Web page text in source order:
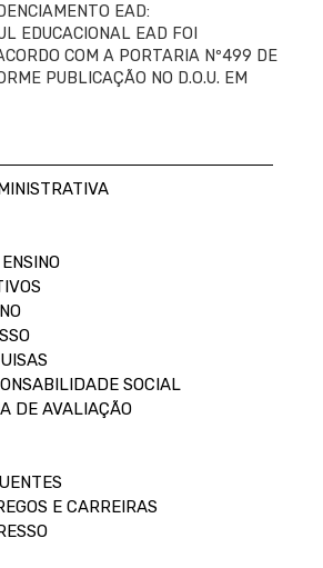
EAD:
EDUCACIONAL EAD FOI
COM A PORTARIA Nº499 DE
PUBLICAÇÃO NO D.O.U. EM
SOCIAL
DE AVALIAÇÃO
E CARREIRAS